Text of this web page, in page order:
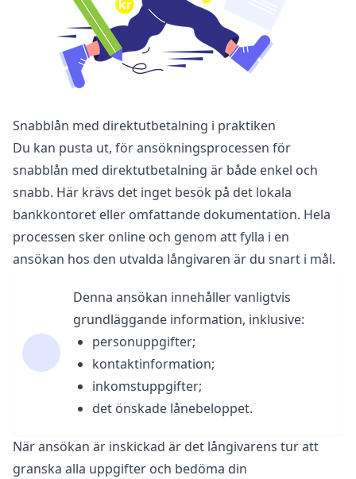
Snabblån med direktutbetalning i praktiken
Du kan pusta ut, för ansökningsprocessen för
snabblån med direktutbetalning är både enkel och
snabb. Här krävs det inget besök på det lokala
bankkontoret eller omfattande dokumentation. Hela
processen sker online och genom att fylla i en
ansökan hos den utvalda långivaren är du snart i mål.
Denna ansökan innehåller vanligtvis
grundläggande information, inklusive:
personuppgifter;
kontaktinformation;
inkomstuppgifter;
det önskade lånebeloppet.
När ansökan är inskickad är det långivarens tur att
granska alla uppgifter och bedöma din